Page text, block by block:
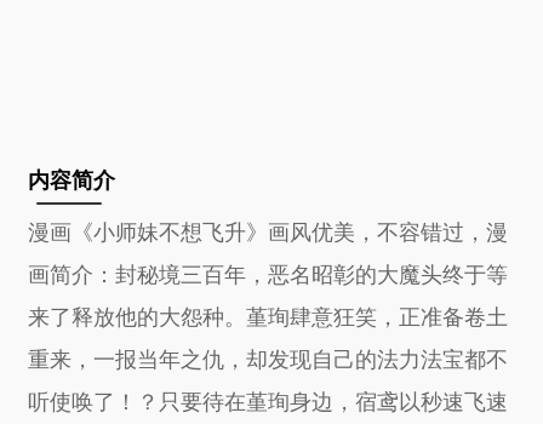
内容简介
漫画《小师妹不想飞升》画风优美，不容错过，漫
画简介：封秘境三百年，恶名昭彰的大魔头终于等
来了释放他的大怨种。堇珣肆意狂笑，正准备卷土
重来，一报当年之仇，却发现自己的法力法宝都不
听使唤了！？只要待在堇珣身边，宿鸢以秒速飞速